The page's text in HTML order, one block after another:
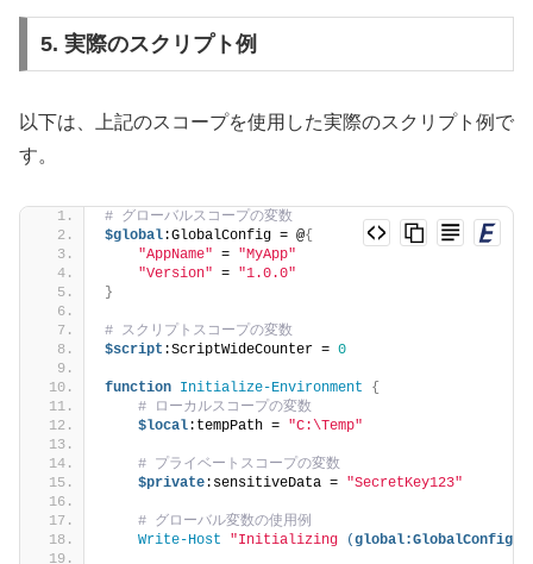
5. 実際のスクリプト例
以下は、上記のスコープを使用した実際のスクリプト例で
す。
# グローバルスコープの変数
$global:GlobalConfig = @{
"AppName" = "MyApp"
"Version" = "1.0.0"
}
# スクリプトスコープの変数
$script :ScriptWideCounter = 0
function Initialize-Environment
{
# ローカルスコープの変数
$local:tempPath = "C:\Temp"
# プライベートスコープの変数
$private:sensitiveData = "SecretKey123"
# グローバル変数の使用例
Write-Host
"Initializing (